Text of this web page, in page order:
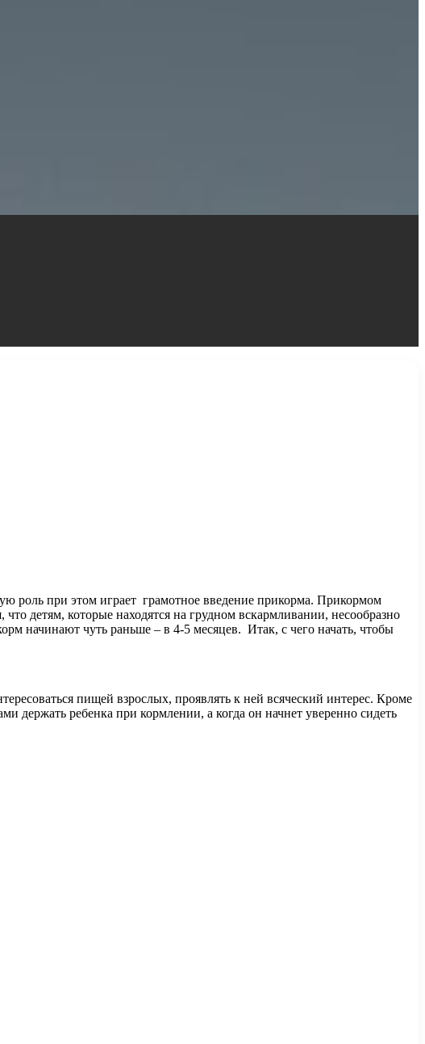
роль при этом играет грамотное введение прикорма. Прикормом
что детям, которые находятся на грудном вскармливании, несообразно
начинают чуть раньше – в 4-5 месяцев. Итак, с чего начать, чтобы
пищей взрослых, проявлять к ней всяческий интерес. Кроме
держать ребенка при кормлении, а когда он начнет уверенно сидеть